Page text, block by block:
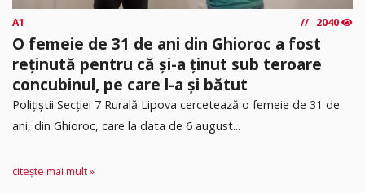
A1 2040
O femeie de 31 de ani din Ghioroc a fost
reținută pentru că și-a ținut sub teroare
concubinul, pe care l-a și bătut
​Polițiștii Secției 7 Rurală Lipova cercetează o femeie de 31 de
ani, din Ghioroc, care la data de 6 august...
citește mai mult »